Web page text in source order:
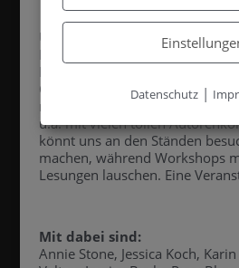
Um Autoren und Leser von
Erotikromanen
Hippomonte Publishing die
Convention“ ins Leben gerufen.
nach dem Valentinstag am 16.
u.a. mit vielen tollen
könnt uns an den Ständen
machen, während Workshops
Lesungen lauschen. Eine
Mit dabei sind:
Annie Stone, Jessica Koch,
Datenschutz |